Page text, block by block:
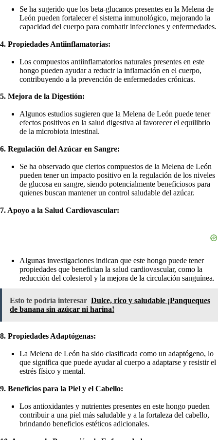
Se ha sugerido que los beta-glucanos presentes en la Melena de
León pueden fortalecer el sistema inmunológico, mejorando la
capacidad del cuerpo para combatir infecciones y enfermedades.
4. Propiedades Antiinflamatorias:
Los compuestos antiinflamatorios naturales presentes en este
hongo pueden ayudar a reducir la inflamación en el cuerpo,
contribuyendo a la prevención de enfermedades crónicas.
5. Mejora de la Digestión:
Algunos estudios sugieren que la Melena de León puede tener
efectos positivos en la salud digestiva al favorecer el equilibrio
de la microbiota intestinal.
6. Regulación del Azúcar en Sangre:
Se ha observado que ciertos compuestos de la Melena de León
pueden tener un impacto positivo en la regulación de los niveles
de glucosa en sangre, siendo potencialmente beneficiosos para
quienes buscan mantener un control saludable del azúcar.
7. Apoyo a la Salud Cardiovascular:
Algunas investigaciones indican que este hongo puede tener
propiedades que benefician la salud cardiovascular, como la
reducción del colesterol y la mejora de la circulación sanguínea.
Esto te podría interesar Dulce, rico y saludable ¡Panqueques
de banana sin azúcar ni harina!
8. Propiedades Adaptógenas:
La Melena de León ha sido clasificada como un adaptógeno, lo
que significa que puede ayudar al cuerpo a adaptarse y resistir el
estrés físico y mental.
9. Beneficios para la Piel y el Cabello:
Los antioxidantes y nutrientes presentes en este hongo pueden
contribuir a una piel más saludable y a la fortaleza del cabello,
brindando beneficios estéticos adicionales.